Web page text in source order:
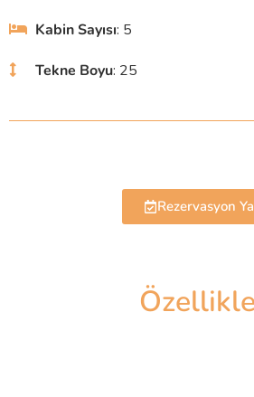
Kabin Sayısı: 5
Tekne Boyu: 25
Rezervasyon